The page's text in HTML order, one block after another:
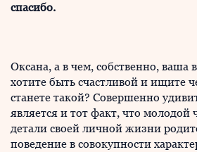
спасибо.
Оксана, а в чем, собственно, ваша
хотите быть счастливой и ищите
станете такой? Совершенно
является и тот факт, что молодой
детали своей личной жизни
поведение в совокупности